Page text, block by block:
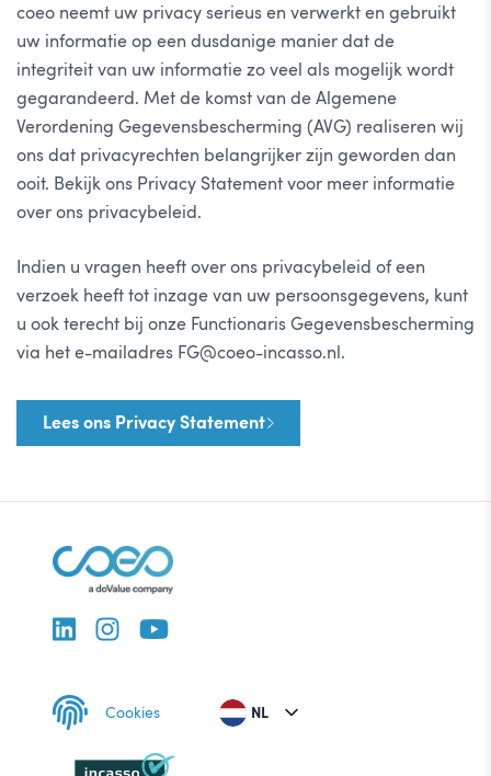
coeo neemt uw privacy serieus en verwerkt en gebruikt
uw informatie op een dusdanige manier dat de
integriteit van uw informatie zo veel als mogelijk wordt
gegarandeerd. Met de komst van de Algemene
Verordening Gegevensbescherming (AVG) realiseren wij
ons dat privacyrechten belangrijker zijn geworden dan
ooit. Bekijk ons Privacy Statement voor meer informatie
over ons privacybeleid.
Indien u vragen heeft over ons privacybeleid of een
verzoek heeft tot inzage van uw persoonsgegevens, kunt
u ook terecht bij onze Functionaris Gegevensbescherming
via het e-mailadres FG@coeo-incasso.nl.
Lees ons Privacy Statement
Cookies NL